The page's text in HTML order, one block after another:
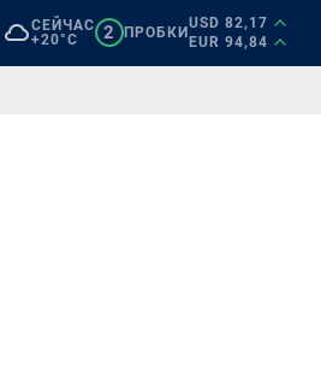
СЕЙЧАС
+20°C
2 ПРОБКИ
USD 82,17
EUR 94,84